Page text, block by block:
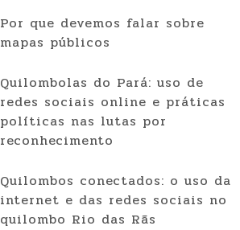
Por que devemos falar sobre
mapas públicos
Quilombolas do Pará: uso de
redes sociais online e práticas
políticas nas lutas por
reconhecimento
Quilombos conectados: o uso da
internet e das redes sociais no
quilombo Rio das Rãs